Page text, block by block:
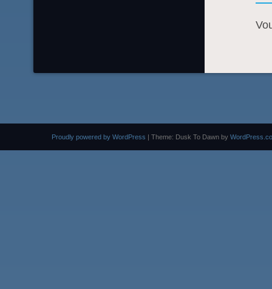
Proudly powered by WordPress | Theme: Dusk To Dawn by